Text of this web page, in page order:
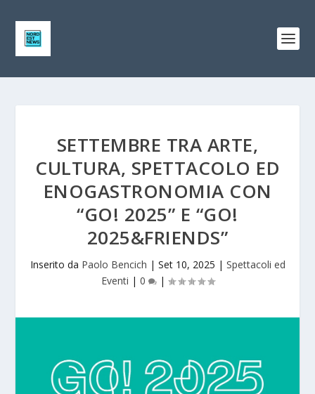
SETTEMBRE TRA ARTE,
CULTURA, SPETTACOLO ED
ENOGASTRONOMIA CON
“GO! 2025” E “GO!
2025&FRIENDS”
Inserito da Paolo Bencich | Set 10, 2025 | Spettacoli ed
Eventi | 0 |